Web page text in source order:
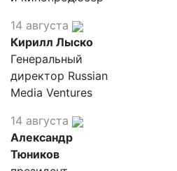
14 августа
Кирилл Лыско
Генеральный
директор Russian
Media Ventures
14 августа
Александр
Тюников